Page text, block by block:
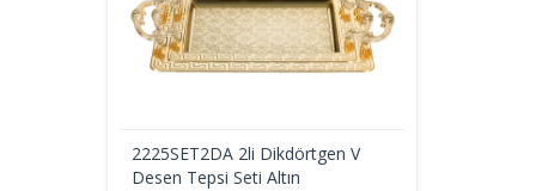
2225SET2DA 2li Dikdörtgen V
Desen Tepsi Seti Altın